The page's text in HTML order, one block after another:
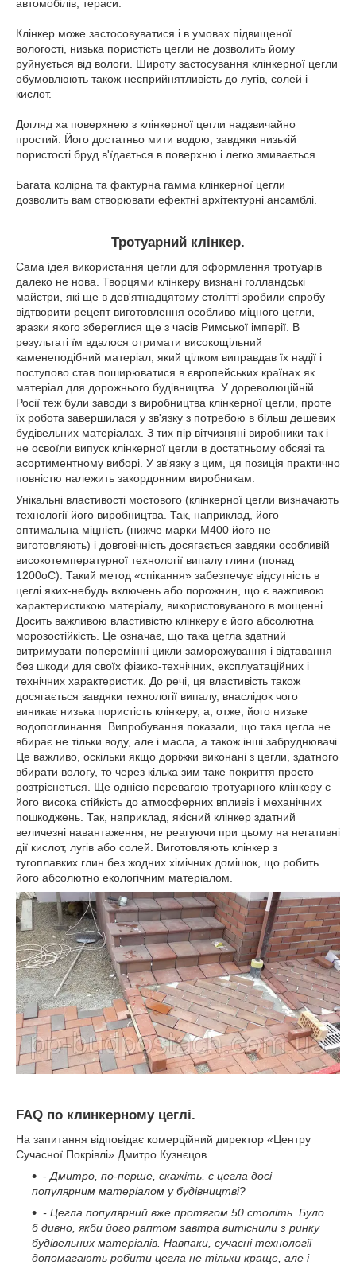
автомобілів, тераси.
Клінкер може застосовуватися і в умовах підвищеної
вологості, низька пористість цегли не дозволить йому
руйнується від вологи. Широту застосування клінкерної цегли
обумовлюють також несприйнятливість до лугів, солей і
кислот.
Догляд ха поверхнею з клінкерної цегли надзвичайно
простий. Його достатньо мити водою, завдяки низькій
пористості бруд в'їдається в поверхню і легко змивається.
Багата колірна та фактурна гамма клінкерної цегли
дозволить вам створювати ефектні архітектурні ансамблі.
Тротуарний клінкер.
Сама ідея використання цегли для оформлення тротуарів
далеко не нова. Творцями клінкеру визнані голландські
майстри, які ще в дев'ятнадцятому столітті зробили спробу
відтворити рецепт виготовлення особливо міцного цегли,
зразки якого збереглися ще з часів Римської імперії. В
результаті їм вдалося отримати високощільний
каменеподібний матеріал, який цілком виправдав їх надії і
поступово став поширюватися в європейських країнах як
матеріал для дорожнього будівництва. У дореволюційній
Росії теж були заводи з виробництва клінкерної цегли, проте
їх робота завершилася у зв'язку з потребою в більш дешевих
будівельних матеріалах. З тих пір вітчизняні виробники так і
не освоїли випуск клінкерної цегли в достатньому обсязі та
асортиментному виборі. У зв'язку з цим, ця позиція практично
повністю належить закордонним виробникам.
Унікальні властивості мостового (клінкерної цегли визначають
технології його виробництва. Так, наприклад, його
оптимальна міцність (нижче марки М400 його не
виготовляють) і довговічність досягається завдяки особливій
високотемпературної технології випалу глини (понад
1200оС). Такий метод «спікання» забезпечує відсутність в
цеглі яких-небудь включень або порожнин, що є важливою
характеристикою матеріалу, використовуваного в мощенні.
Досить важливою властивістю клінкеру є його абсолютна
морозостійкість. Це означає, що така цегла здатний
витримувати поперемінні цикли заморожування і відтавання
без шкоди для своїх фізико-технічних, експлуатаційних і
технічних характеристик. До речі, ця властивість також
досягається завдяки технології випалу, внаслідок чого
виникає низька пористість клінкеру, а, отже, його низьке
водопоглинання. Випробування показали, що така цегла не
вбирає не тільки воду, але і масла, а також інші забруднювачі.
Це важливо, оскільки якщо доріжки виконані з цегли, здатного
вбирати вологу, то через кілька зим таке покриття просто
розтріснеться. Ще однією перевагою тротуарного клінкеру є
його висока стійкість до атмосферних впливів і механічних
пошкоджень. Так, наприклад, якісний клінкер здатний
величезні навантаження, не реагуючи при цьому на негативні
дії кислот, лугів або солей. Виготовляють клінкер з
тугоплавких глин без жодних хімічних домішок, що робить
його абсолютно екологічним матеріалом.
FAQ по клинкерному цеглі.
На запитання відповідає комерційний директор «Центру
Сучасної Покрівлі» Дмитро Кузнєцов.
- Дмитро, по-перше, скажіть, є цегла досі
популярним матеріалом у будівництві?
- Цегла популярний вже протягом 50 століть. Було
б дивно, якби його раптом завтра витіснили з ринку
будівельних матеріалів. Навпаки, сучасні технології
допомагають робити цегла не тільки краще, але і